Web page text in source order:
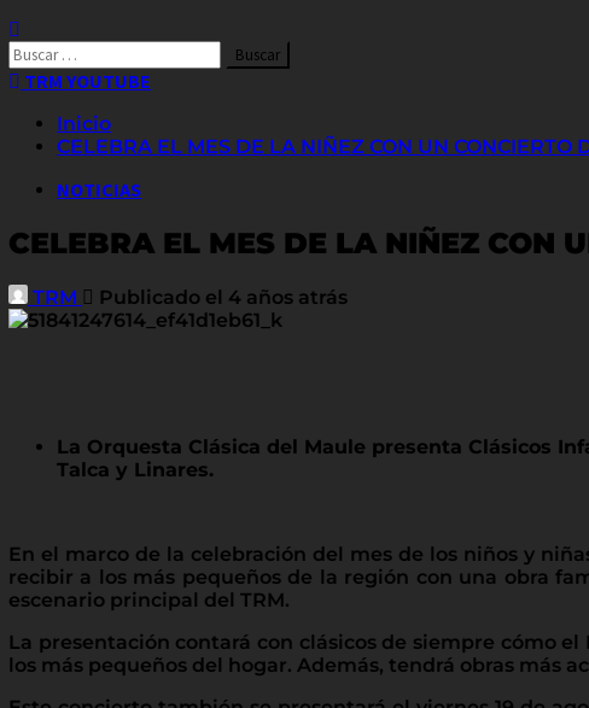
Buscar
por:TRM YOUTUBE
Inicio
CELEBRA EL MES DE LA NIÑEZ CON UN CONCIERTO
NOTICIAS
CELEBRA EL MES DE LA NIÑEZ CON
TRM Publicado el 4 años atrás
La Orquesta Clásica del Maule presenta Clásicos
Talca y Linares.
En el marco de la celebración del mes de los niños y
recibir a los más pequeños de la región con una obra
escenario principal del TRM.
La presentación contará con clásicos de siempre cómo
los más pequeños del hogar. Además, tendrá obras más